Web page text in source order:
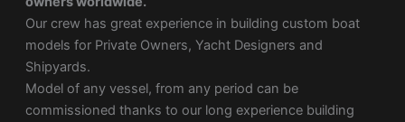
Our crew has great experience in building custom boat
models for Private Owners, Yacht Designers and
Shipyards.
Model of any vessel, from any period can be
commissioned thanks to our long experience building